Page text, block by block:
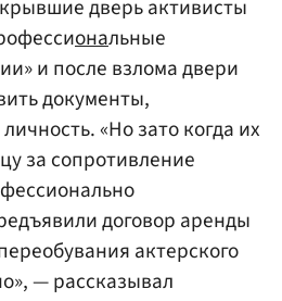
дверь активисты
ональные
и после взлома двери
документы,
«Но зато когда их
за сопротивление
договор аренды
актерского
— рассказывал